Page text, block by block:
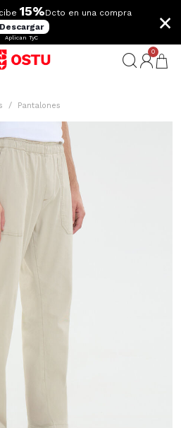
15%Dcto en una compra
Descargar
Aplican TyC
×
0
Pantalones